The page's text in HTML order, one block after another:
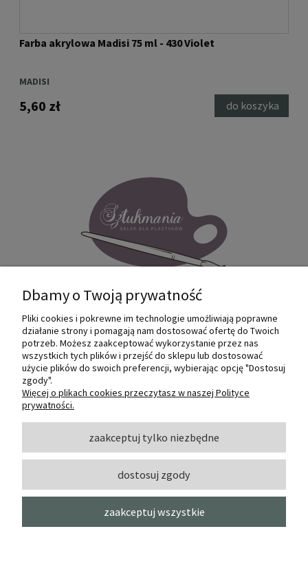
Farba akrylowa Madisi 75 ml - 430 Violet
MADISI
5,60 zł do koszyka
Internetowy sklep dla plastyków
SZTUKMANIA. Profesjonalne artykuły dla
małych i dużych artystów.
O NAS
INFORMACJE I POMOC
MOJE KONTO
Dbamy o Twoją prywatność
Pliki cookies i pokrewne im technologie umożliwiają poprawne
działanie strony i pomagają nam dostosować ofertę do Twoich
potrzeb. Możesz zaakceptować wykorzystanie przez nas
wszystkich tych plików i przejść do sklepu lub dostosować
użycie plików do swoich preferencji, wybierając opcję "Dostosuj
zgody".
Więcej o plikach cookies przeczytasz w naszej Polityce
prywatności.
zaakceptuj tylko niezbędne
dostosuj zgody
zaakceptuj wszystkie